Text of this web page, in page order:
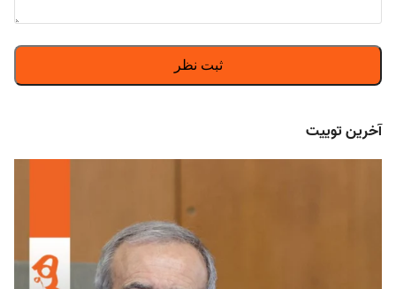
آخرین توییت